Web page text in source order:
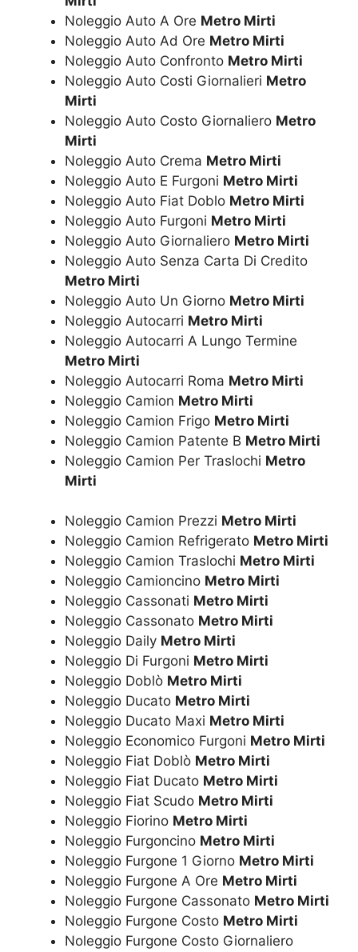
Noleggio Auto A Ore Metro Mirti
Noleggio Auto Ad Ore Metro Mirti
Noleggio Auto Confronto Metro Mirti
Noleggio Auto Costi Giornalieri Metro
Mirti
Noleggio Auto Costo Giornaliero Metro
Mirti
Noleggio Auto Crema Metro Mirti
Noleggio Auto E Furgoni Metro Mirti
Noleggio Auto Fiat Doblo Metro Mirti
Noleggio Auto Furgoni Metro Mirti
Noleggio Auto Giornaliero Metro Mirti
Noleggio Auto Senza Carta Di Credito
Metro Mirti
Noleggio Auto Un Giorno Metro Mirti
Noleggio Autocarri Metro Mirti
Noleggio Autocarri A Lungo Termine
Metro Mirti
Noleggio Autocarri Roma Metro Mirti
Noleggio Camion Metro Mirti
Noleggio Camion Frigo Metro Mirti
Noleggio Camion Patente B Metro Mirti
Noleggio Camion Per Traslochi Metro
Mirti
Noleggio Camion Prezzi Metro Mirti
Noleggio Camion Refrigerato Metro Mirti
Noleggio Camion Traslochi Metro Mirti
Noleggio Camioncino Metro Mirti
Noleggio Cassonati Metro Mirti
Noleggio Cassonato Metro Mirti
Noleggio Daily Metro Mirti
Noleggio Di Furgoni Metro Mirti
Noleggio Doblò Metro Mirti
Noleggio Ducato Metro Mirti
Noleggio Ducato Maxi Metro Mirti
Noleggio Economico Furgoni Metro Mirti
Noleggio Fiat Doblò Metro Mirti
Noleggio Fiat Ducato Metro Mirti
Noleggio Fiat Scudo Metro Mirti
Noleggio Fiorino Metro Mirti
Noleggio Furgoncino Metro Mirti
Noleggio Furgone 1 Giorno Metro Mirti
Noleggio Furgone A Ore Metro Mirti
Noleggio Furgone Cassonato Metro Mirti
Noleggio Furgone Costo Metro Mirti
Noleggio Furgone Costo Giornaliero